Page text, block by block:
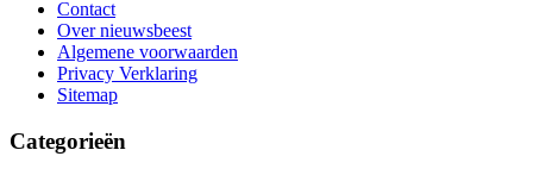
Contact
Over nieuwsbeest
Algemene voorwaarden
Privacy Verklaring
Sitemap
Categorieën